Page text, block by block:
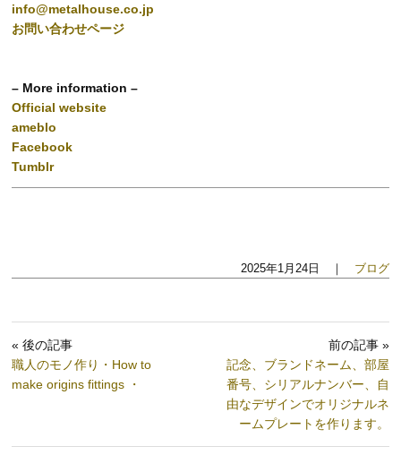
info@metalhouse.co.jp
お問い合わせページ
– More information –
Official website
ameblo
Facebook
Tumblr
2025年1月24日 ｜ ブログ
« 後の記事
職人のモノ作り・How to
make origins fittings ・
前の記事 »
記念、ブランドネーム、部屋
番号、シリアルナンバー、自
由なデザインでオリジナルネ
ームプレートを作ります。